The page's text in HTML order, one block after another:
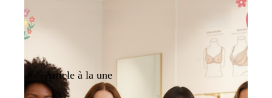
Article à la une